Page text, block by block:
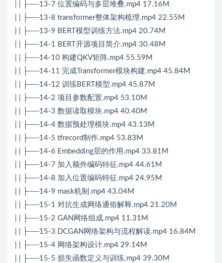
| | ├──13-7 位置编码与多层堆叠.mp4 17.16M
| | ├──13-8 transformer整体架构梳理.mp4 22.55M
| | ├──13-9 BERT模型训练方法.mp4 20.74M
| | ├──14-1 BERT开源项目简介.mp4 30.48M
| | ├──14-10 构建QKV矩阵.mp4 55.59M
| | ├──14-11 完成Transformer模块构建.mp4 45.84M
| | ├──14-12 训练BERT模型.mp4 45.87M
| | ├──14-2 项目参数配置.mp4 53.10M
| | ├──14-3 数据读取模块.mp4 40.40M
| | ├──14-4 数据预处理模块.mp4 43.13M
| | ├──14-5 tfrecord制作.mp4 53.83M
| | ├──14-6 Embedding层的作用.mp4 33.81M
| | ├──14-7 加入额外编码特征.mp4 44.61M
| | ├──14-8 加入位置编码特征.mp4 24.95M
| | ├──14-9 mask机制.mp4 43.04M
| | ├──15-1 对抗生成网络通俗解释.mp4 21.20M
| | ├──15-2 GAN网络组成.mp4 11.31M
| | ├──15-3 DCGAN网络架构与流程解读.mp4 16.84M
| | ├──15-4 网络架构设计.mp4 29.14M
| | ├──15-5 损失函数定义与训练.mp4 39.30M